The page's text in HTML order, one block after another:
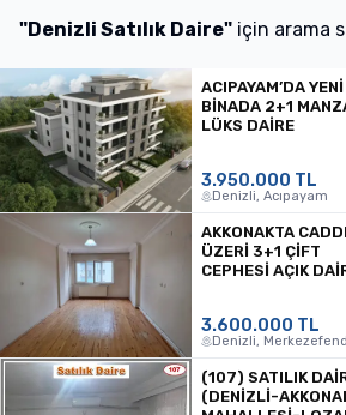
"Denizli Satılık Daire" için arama
ACIPAYAM’DA YENI
BINADA 2+1
LÜKS DAIRE
3.950.000 TL
Denizli, Acıpayam
AKKONAKTA
ÜZERİ 3+1 ÇİFT
CEPHESİ AÇIK
3.600.000 TL
Denizli,
(107) SATILIK
(DENIZLI-